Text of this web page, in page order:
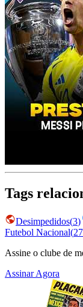
Tags
Desimpedidos(3)
Futebol Nacional(
Assine o clube de
Assinar Agora